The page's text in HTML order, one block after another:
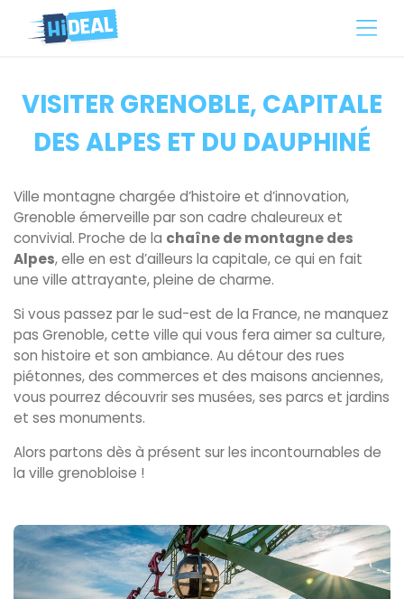
VISITER GRENOBLE, CAPITALE
DES ALPES ET DU DAUPHINÉ
Ville montagne chargée d’histoire et d’innovation,
Grenoble émerveille par son cadre chaleureux et
convivial. Proche de la chaîne de montagne des
Alpes, elle en est d’ailleurs la capitale, ce qui en fait
une ville attrayante, pleine de charme.
Si vous passez par le sud-est de la France, ne manquez
pas Grenoble, cette ville qui vous fera aimer sa culture,
son histoire et son ambiance. Au détour des rues
piétonnes, des commerces et des maisons anciennes,
vous pourrez découvrir ses musées, ses parcs et jardins
et ses monuments.
Alors partons dès à présent sur les incontournables de
la ville grenobloise !